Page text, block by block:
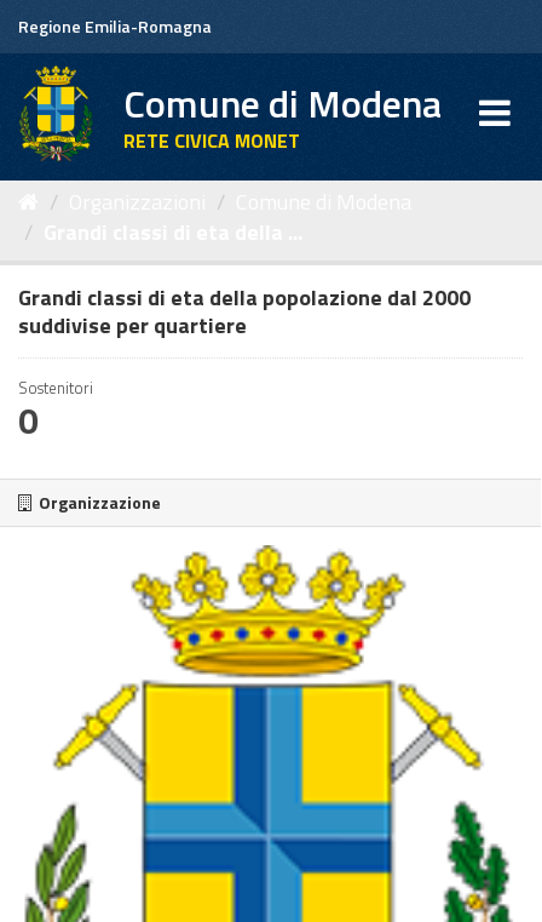
contenuto
Regione Emilia-Romagna
Comune di Modena
RETE CIVICA MONET
Grandi classi di eta della popolazione dal 2000
suddivise per quartiere
Sostenitori
0
Organizzazione